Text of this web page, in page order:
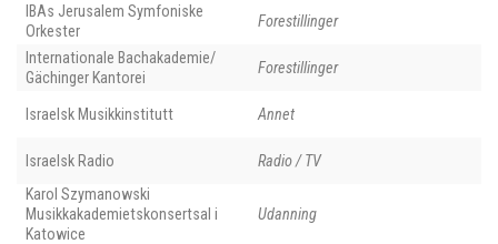
IBAs Jerusalem Symfoniske
Orkester
Forestillinger
Internationale Bachakademie/
Gächinger Kantorei
Forestillinger
Israelsk Musikkinstitutt Annet
Israelsk Radio
Radio / TV
Karol Szymanowski
Musikkakademietskonsertsal i
Katowice
Udanning